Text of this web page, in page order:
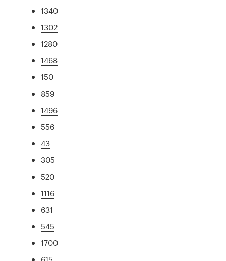
1340
1302
1280
1468
150
859
1496
556
43
305
520
1116
631
545
1700